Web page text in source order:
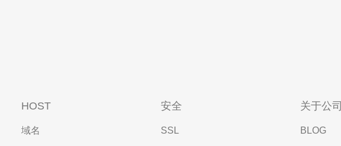
HOST
域名
安全
SSL
关于公司
BLOG